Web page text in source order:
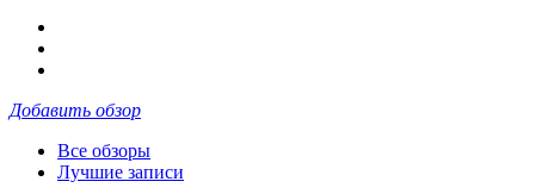
Добавить обзор
Все обзоры
Лучшие записи